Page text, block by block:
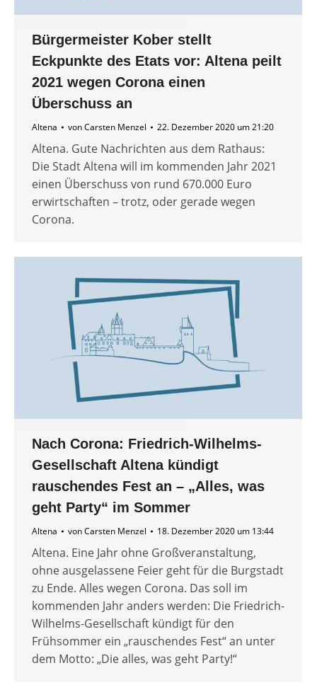
Bürgermeister Kober stellt
Eckpunkte des Etats vor: Altena peilt
2021 wegen Corona einen
Überschuss an
Altena vonCarsten Menzel 22. Dezember 2020 um 21:20
Altena. Gute Nachrichten aus dem Rathaus:
Die Stadt Altena will im kommenden Jahr 2021
einen Überschuss von rund 670.000 Euro
erwirtschaften – trotz, oder gerade wegen
Corona.
Nach Corona: Friedrich-Wilhelms-
Gesellschaft Altena kündigt
rauschendes Fest an – „Alles, was
geht Party“ im Sommer
Altena vonCarsten Menzel 18. Dezember 2020 um 13:44
Altena. Eine Jahr ohne Großveranstaltung,
ohne ausgelassene Feier geht für die Burgstadt
zu Ende. Alles wegen Corona. Das soll im
kommenden Jahr anders werden: Die Friedrich-
Wilhelms-Gesellschaft kündigt für den
Frühsommer ein „rauschendes Fest“ an unter
dem Motto: „Die alles, was geht Party!“